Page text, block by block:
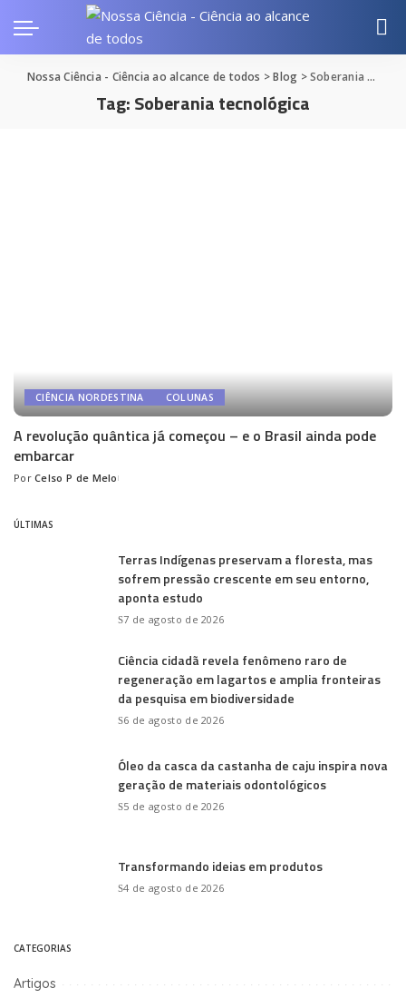
Nossa Ciência - Ciência ao alcance de todos >Blog >Soberania tecnológica
Tag:Soberania tecnológica
CIÊNCIA NORDESTINA COLUNAS
A revolução quântica já começou – e o Brasil ainda pode
embarcar
Posted
Por Celso P de Melo
ÚLTIMAS
Terras Indígenas preservam a floresta, mas
sofrem pressão crescente em seu entorno,
aponta estudo
7 de agosto de 2026
Ciência cidadã revela fenômeno raro de
regeneração em lagartos e amplia fronteiras
da pesquisa em biodiversidade
6 de agosto de 2026
Óleo da casca da castanha de caju inspira nova
geração de materiais odontológicos
5 de agosto de 2026
Transformando ideias em produtos
4 de agosto de 2026
CATEGORIAS
Artigos